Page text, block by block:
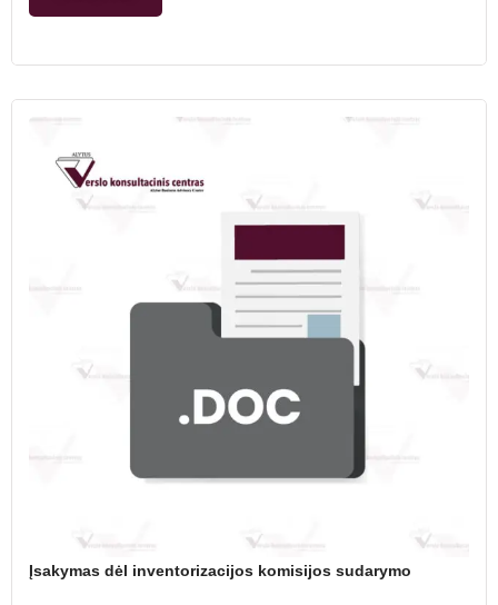
Įsakymas dėl inventorizacijos komisijos sudarymo